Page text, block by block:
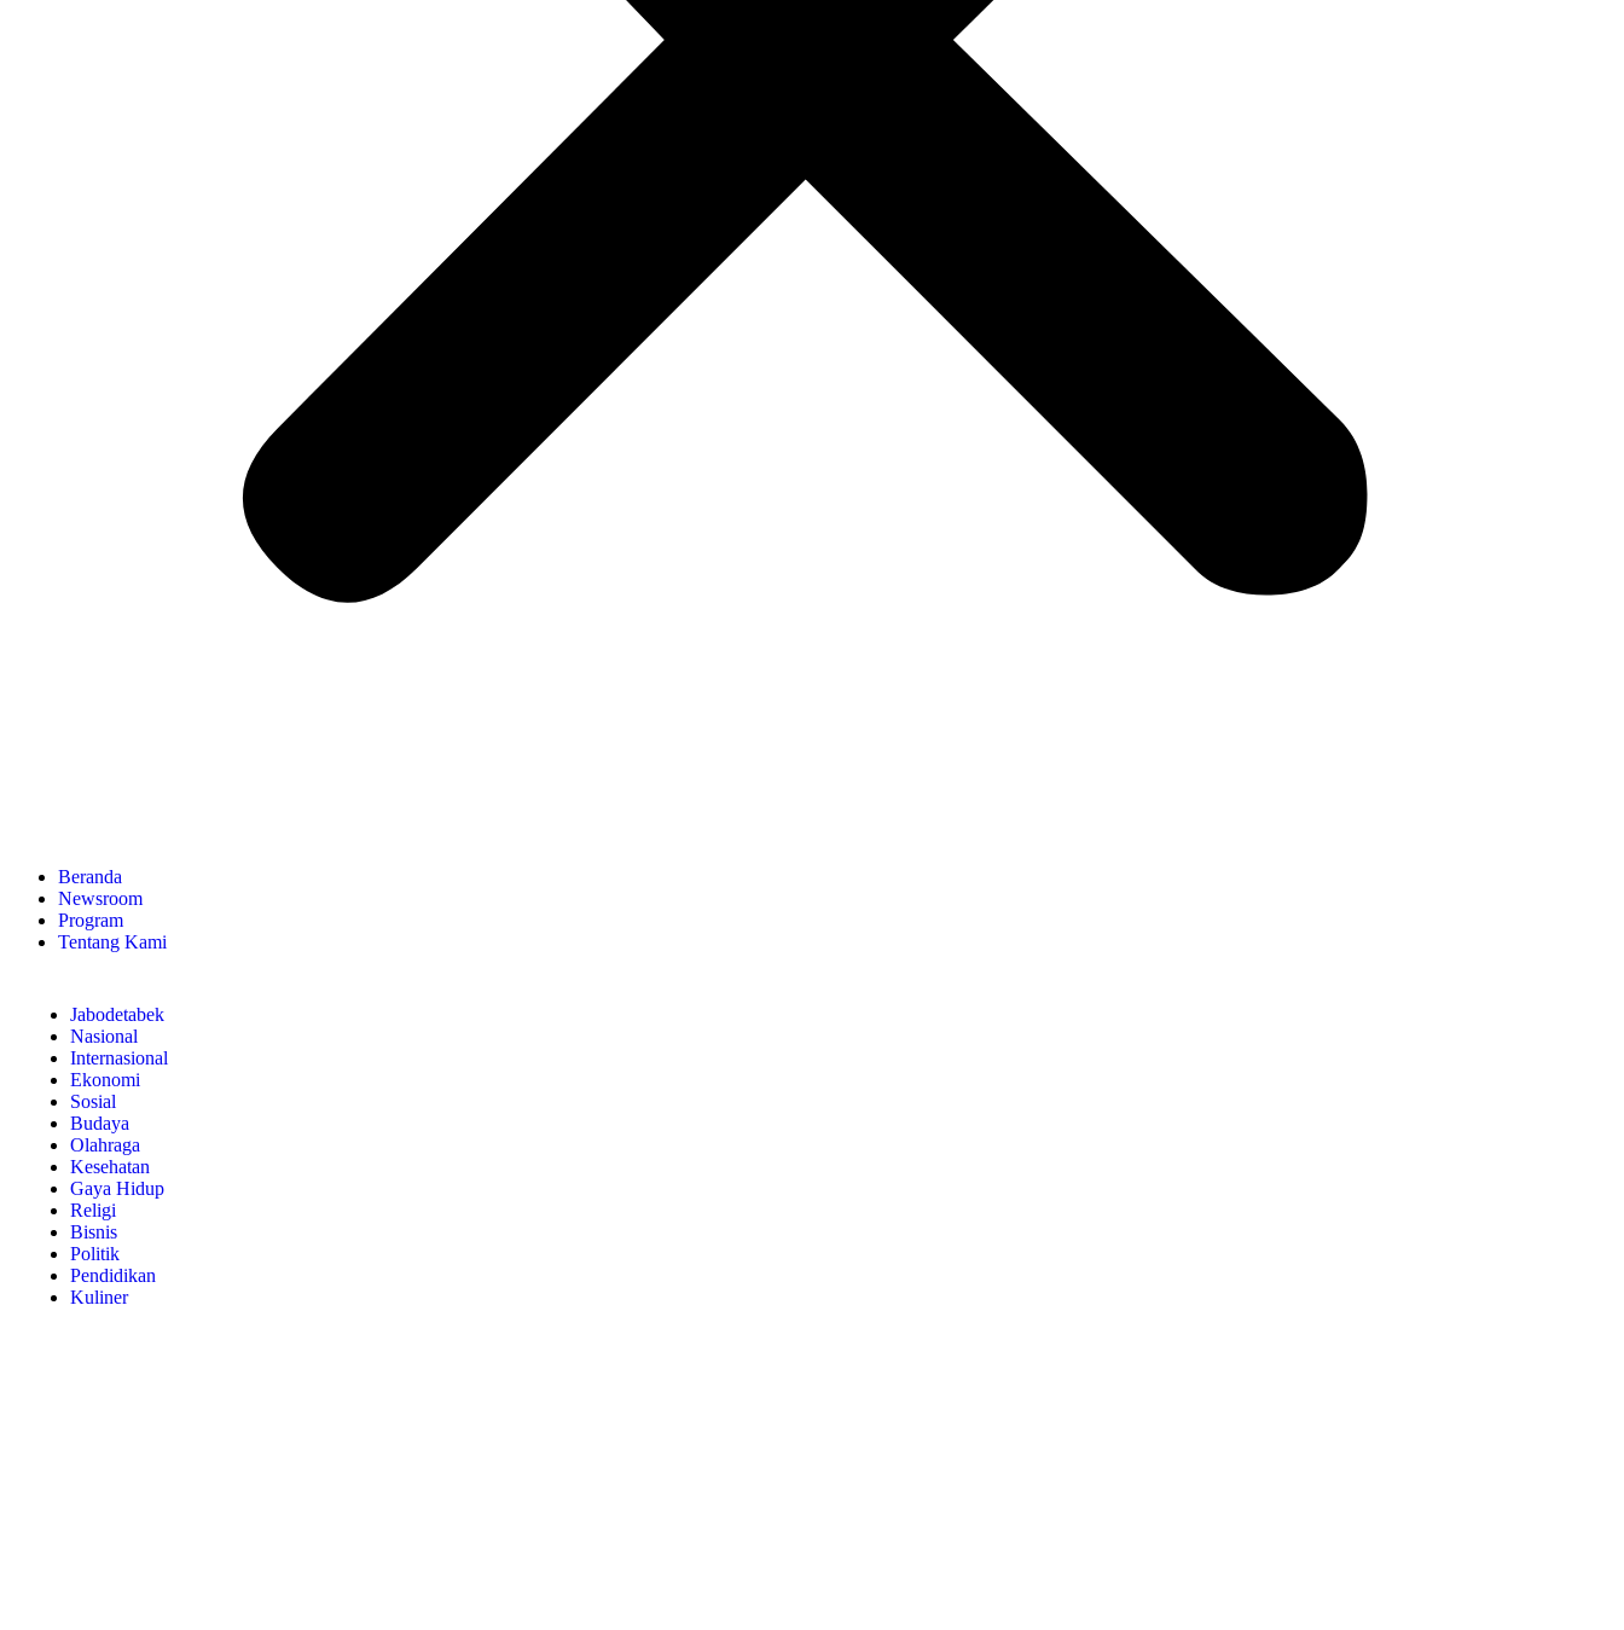
Beranda
Newsroom
Program
Tentang Kami
Jabodetabek
Nasional
Internasional
Ekonomi
Sosial
Budaya
Olahraga
Kesehatan
Gaya Hidup
Religi
Bisnis
Politik
Pendidikan
Kuliner